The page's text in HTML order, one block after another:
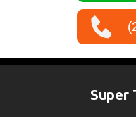
Super